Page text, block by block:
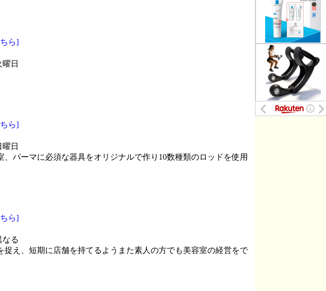
ら]
日
ら]
日
パーマに必須な器具をオリジナルで作り10数種類のロッドを使用
ら]
なる
え、短期に店舗を持てるようまた素人の方でも美容室の経営をで